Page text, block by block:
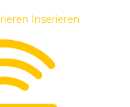
Inserieren